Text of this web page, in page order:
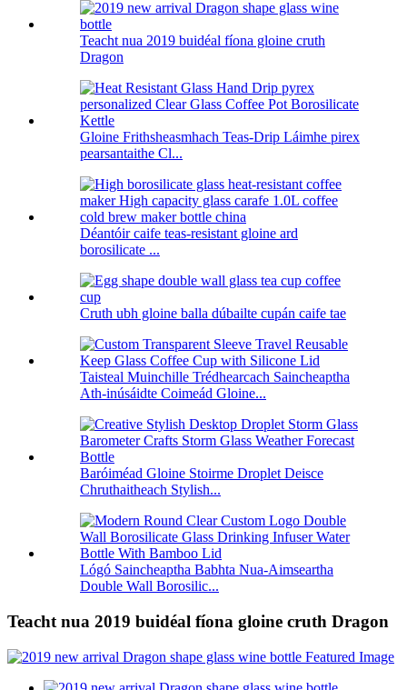
Teacht nua 2019 buidéal fíona gloine cruth
Dragon
Gloine Frithsheasmhach Teas-Drip Láimhe pirex
pearsantaithe Cl...
Déantóir caife teas-resistant gloine ard
borosilicate ...
Cruth ubh gloine balla dúbailte cupán caife tae
Taisteal Muinchille Trédhearcach Saincheaptha
Ath-inúsáidte Coimeád Gloine...
Baróiméad Gloine Stoirme Droplet Deisce
Chruthaitheach Stylish...
Lógó Saincheaptha Babhta Nua-Aimseartha
Double Wall Borosilic...
Teacht nua 2019 buidéal fíona gloine cruth Dragon